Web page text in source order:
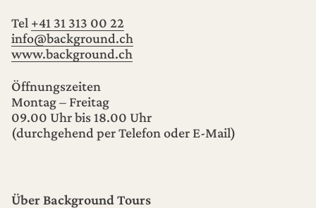
Tel +41 31 313 00 22
info@background.ch
www.background.ch
Öffnungszeiten
Montag – Freitag
09.00 Uhr bis 18.00 Uhr
(durchgehend per Telefon oder E-Mail)
Über Background Tours